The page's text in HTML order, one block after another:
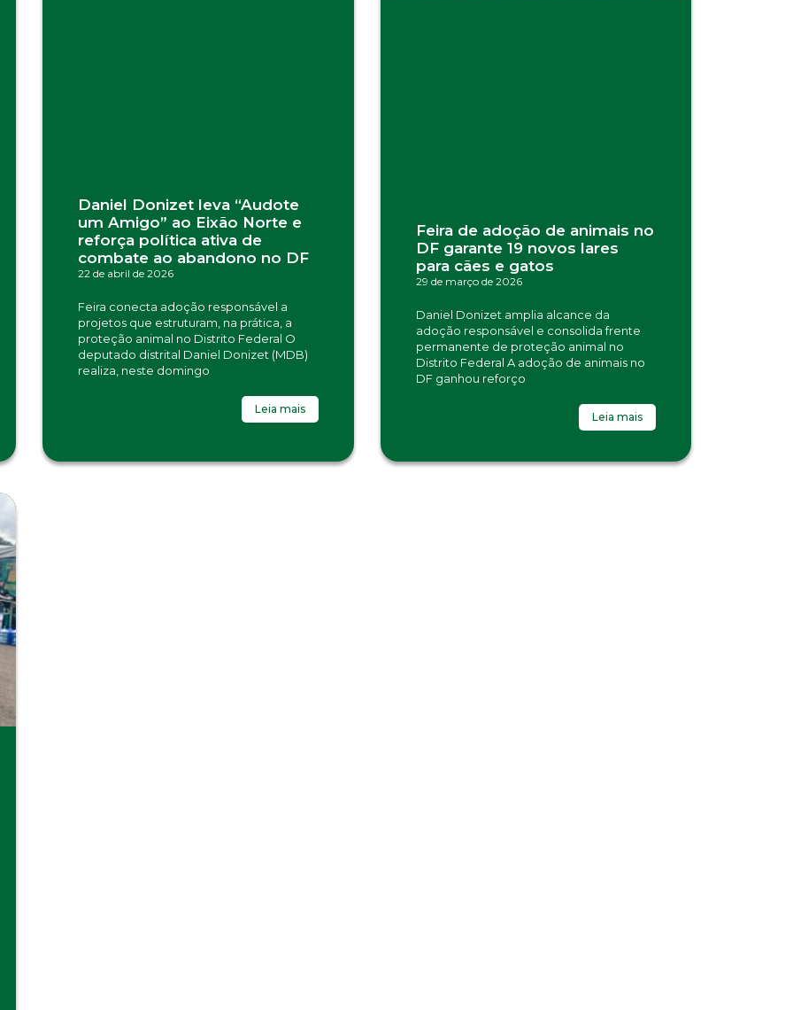
Daniel Donizet leva “Audote
um Amigo” ao Eixão Norte e
reforça política ativa de
combate ao abandono no DF
22 de abril de 2026
Feira conecta adoção responsável a
projetos que estruturam, na prática, a
proteção animal no Distrito Federal O
deputado distrital Daniel Donizet (MDB)
realiza, neste domingo
Leia mais
Feira de adoção de animais no
DF garante 19 novos lares
para cães e gatos
29 de março de 2026
Daniel Donizet amplia alcance da
adoção responsável e consolida frente
permanente de proteção animal no
Distrito Federal A adoção de animais no
DF ganhou reforço
Leia mais